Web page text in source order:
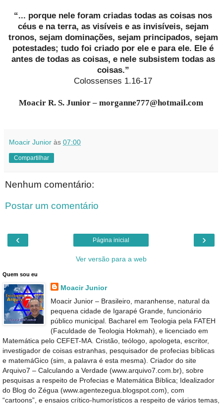
“... porque nele foram criadas todas as coisas nos
céus e na terra, as visíveis e as invisíveis, sejam
tronos, sejam dominações, sejam principados, sejam
potestades; tudo foi criado por ele e para ele. Ele é
antes de todas as coisas, e nele subsistem todas as
coisas.”
Colossenses 1.16-17
Moacir R. S. Junior – morganne777@hotmail.com
Moacir Junior às 07:00
Compartilhar
Nenhum comentário:
Postar um comentário
‹ ›
Página inicial
Ver versão para a web
Quem sou eu
Moacir Junior
Moacir Junior – Brasileiro, maranhense, natural da
pequena cidade de Igarapé Grande, funcionário
público municipal. Bacharel em Teologia pela FATEH
(Faculdade de Teologia Hokmah), e licenciado em
Matemática pelo CEFET-MA. Cristão, teólogo, apologeta, escritor,
investigador de coisas estranhas, pesquisador de profecias bíblicas
e matemáGico (sim, a palavra é esta mesma). Criador do site
Arquivo7 – Calculando a Verdade (www.arquivo7.com.br), sobre
pesquisas a respeito de Profecias e Matemática Bíblica; Idealizador
do Blog do Zégua (www.agentezegua.blogspot.com), com
“cartoons”, e ensaios crítico-humorísticos a respeito de vários temas,